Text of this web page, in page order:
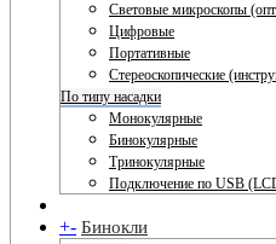
Световые микроскопы
Цифровые
Портативные
Стереоскопические
По типу насадки
Монокулярные
Бинокулярные
Тринокулярные
Подключение по USB
+- Бинокли